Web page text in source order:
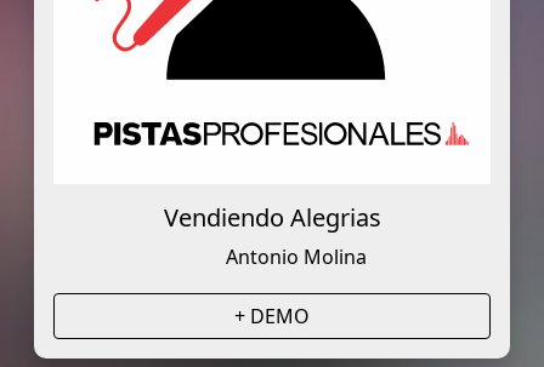
Vendiendo Alegrias
Antonio Molina
+ DEMO